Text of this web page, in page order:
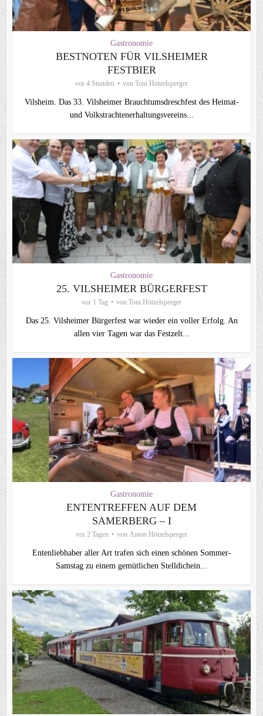
Gastronomie
BESTNOTEN FÜR VILSHEIMER
FESTBIER
vor 4 Stunden von Toni Hötzelsperger
Vilsheim. Das 33. Vilsheimer Brauchtumsdreschfest des Heimat-
und Volkstrachtenerhaltungsvereins...
Gastronomie
25. VILSHEIMER BÜRGERFEST
vor 1 Tag von Toni Hötzelsperger
Das 25. Vilsheimer Bürgerfest war wieder ein voller Erfolg. An
allen vier Tagen war das Festzelt...
Gastronomie
ENTENTREFFEN AUF DEM
SAMERBERG – I
vor 2 Tagen von Anton Hötzelsperger
Entenliebhaber aller Art trafen sich einen schönen Sommer-
Samstag zu einem gemütlichen Stelldichein...